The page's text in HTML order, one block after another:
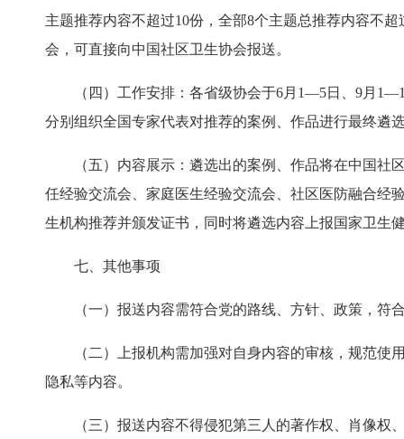
主题推荐内容不超过10份，全部8个主题总推荐内容不
会，可直接向中国社区卫生协会报送。
（四）工作安排：各省级协会于6月1—5日、9月
分别组织全国专家代表对推荐的案例、作品进行最终遴
（五）内容展示：遴选出的案例、作品将在中国
任经验交流会、家庭医生经验交流会、社区医防融合经
生机构推荐并颁发证书，同时将遴选内容上报国家卫生
七、其他事项
（一）报送内容需符合党的路线、方针、政策，符
（二）上报机构需加强对自身内容的审核，规范
隐私等内容。
（三）报送内容不得侵犯第三人的著作权、肖像